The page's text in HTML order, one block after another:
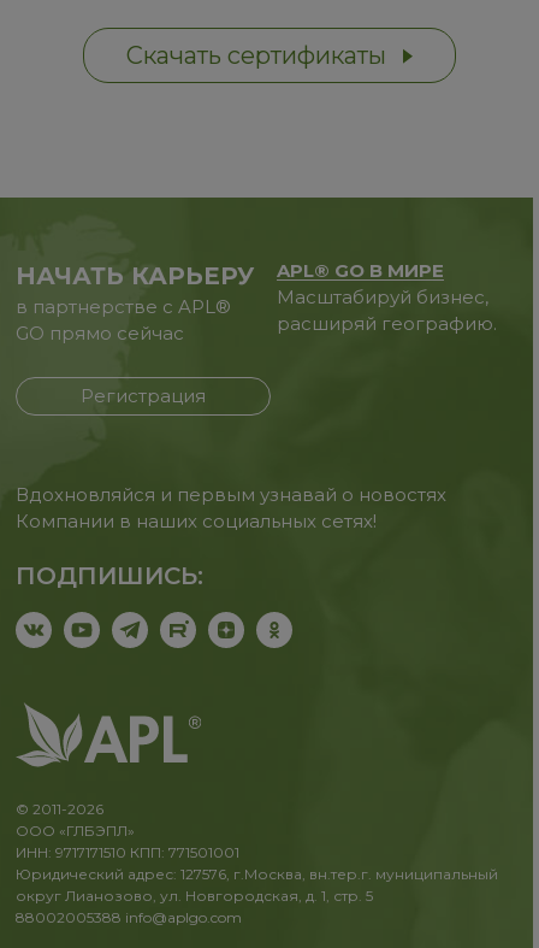
Скачать сертификаты
НАЧАТЬ КАРЬЕРУ
в партнерстве с APL®
GO прямо сейчас
Регистрация
APL® GO В МИРЕ
Масштабируй бизнес,
расширяй географию.
Вдохновляйся и первым узнавай о новостях
Компании в наших социальных сетях!
ПОДПИШИСЬ:
© 2011-2026
ООО «ГЛБЭПЛ»
ИНН: 9717171510 КПП: 771501001
Юридический адрес: 127576, г.Москва, вн.тер.г. муниципальный
округ Лианозово, ул. Новгородская, д. 1, стр. 5
88002005388 info@aplgo.com